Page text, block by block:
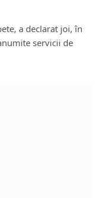
a declarat joi, în
servicii de